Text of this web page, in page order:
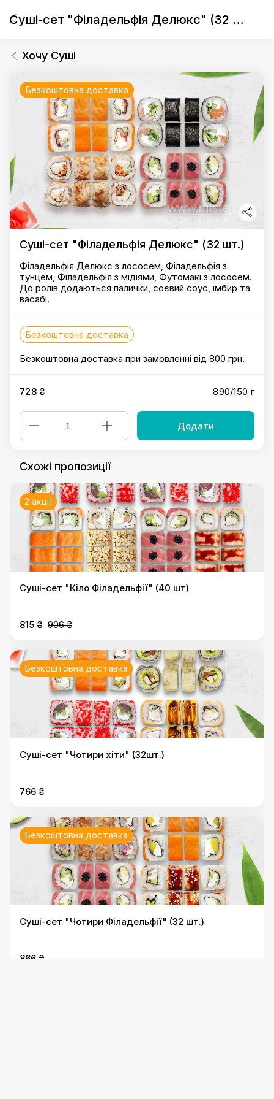
Суші-сет "Філадельфія Делюкс" (32 шт.)
Хочу Суші
Безкоштовна доставка
Суші-сет "Філадельфія Делюкс" (32 шт.)
Філадельфія Делюкс з лососем, Філадельфія з
тунцем, Філадельфія з мідіями, Футомакі з лососем.
До ролів додаються палички, соєвий соус, імбир та
васабі.
Безкоштовна доставка
Безкоштовна доставка при замовленні від 800 грн.
728 ₴ 890/150 г
Додати
Схожі пропозиції
2 акції
Суші-сет "Кіло Філадельфії" (40 шт)
815 ₴ 906 ₴
Безкоштовна доставка
Суші-сет "Чотири хіти" (32шт.)
766 ₴
Безкоштовна доставка
Суші-сет "Чотири Філадельфії" (32 шт.)
866 ₴